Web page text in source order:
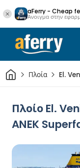
aFerry - Cheap
Άνοιγμα στην
ΣπίτιΠλοία El.
Πλοίο El.
ANEK